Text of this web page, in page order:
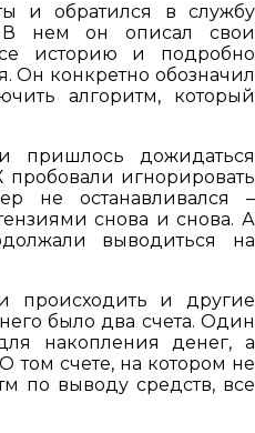
и обратился в службу
В нем он описал свои
историю и подробно
Он конкретно обозначил
алгоритм, который
пришлось дожидаться
пробовали игнорировать
не останавливался –
снова и снова. А
выводиться на
происходить и другие
было два счета. Один
накопления денег, а
том счете, на котором не
по выводу средств, все